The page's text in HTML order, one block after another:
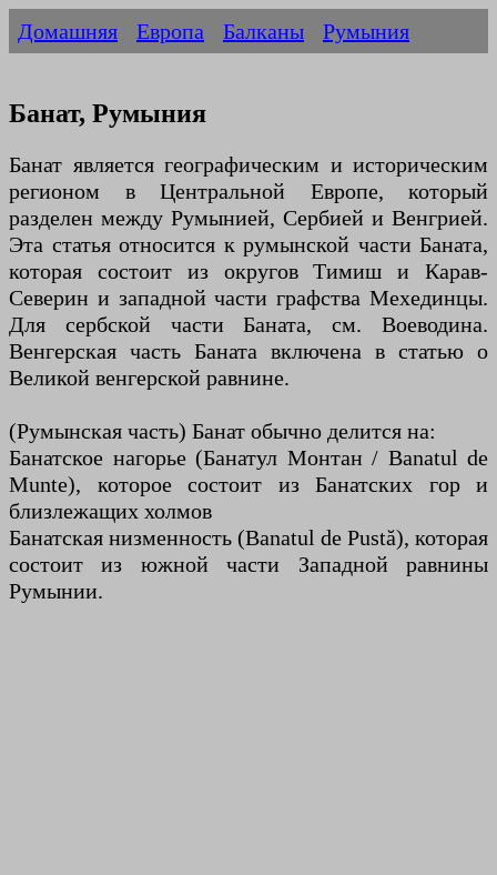
Домашняя Европа Балканы Румыния
Банат, Румыния
Банат является географическим и историческим
регионом в Центральной Европе, который
разделен между Румынией, Сербией и Венгрией.
Эта статья относится к румынской части Баната,
которая состоит из округов Тимиш и Карав-
Северин и западной части графства Мехединцы.
Для сербской части Баната, см. Воеводина.
Венгерская часть Баната включена в статью о
Великой венгерской равнине.
(Румынская часть) Банат обычно делится на:
Банатское нагорье (Банатул Монтан / Banatul de
Munte), которое состоит из Банатских гор и
близлежащих холмов
Банатская низменность (Banatul de Pustă), которая
состоит из южной части Западной равнины
Румынии.